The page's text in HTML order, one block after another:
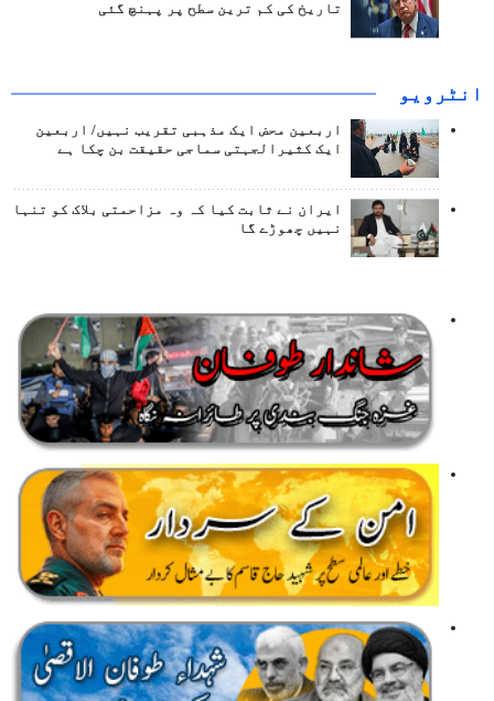
تاریخ کی کم ترین سطح پر پہنچ گئی
انٹرويو
اربعین محض ایک مذہبی تقریب نہیں/ اربعین
ایک کثیرالجہتی سماجی حقیقت بن چکا ہے
ایران نے ثابت کیا کہ وہ مزاحمتی بلاک کو تنہا
نہیں چھوڑے گا